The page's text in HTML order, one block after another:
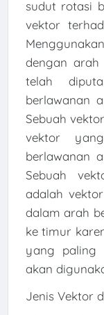
sudut rotasi
vektor
dengan
telah
berlawanan
Sebuah
vektor
berlawanan
Sebuah
adalah
dalam arah
ke timur
yang paling
akan
Jenis Vektor